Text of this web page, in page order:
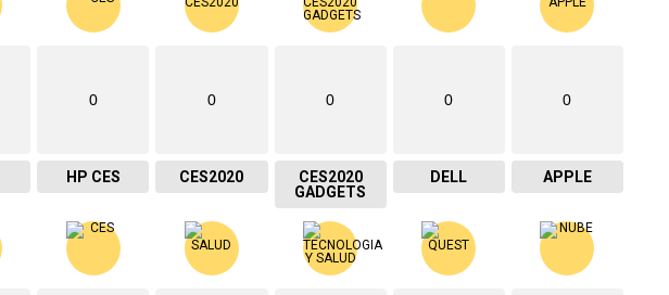
0
HP CES
0
CES2020
0
CES2020
GADGETS
0
DELL
0
APPLE